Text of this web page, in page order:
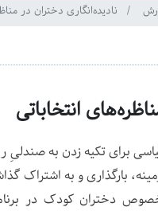
نادیده‌انگاری دختران در
انتخاباتی
برای تکیه زدن به
بارگذاری و به اشتراک‌
دختران کودک در